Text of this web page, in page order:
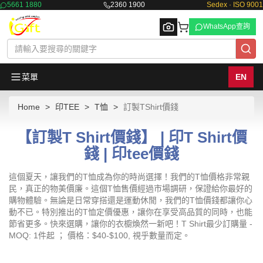
5661 1880 2360 1900 Sedex · ISO 9001
Browse
WhatsApp查詢
菜單 EN
Home 印TEE T恤 訂製TShirt價錢
【訂製T Shirt價錢】 | 印T Shirt價
錢 | 印tee價錢
這個夏天，讓我們的T恤成為你的時尚選擇！我們的T恤價格非常親
民，真正的物美價廉。這個T恤售價經過市場調研，保證給你最好的
購物體驗。無論是日常穿搭還是運動休閒，我們的T恤價錢都讓你心
動不已。特別推出的T恤定價優惠，讓你在享受高品質的同時，也能
節省更多。快來選購，讓你的衣櫥煥然一新吧！T Shirt最少訂購量 -
MOQ: 1件起 ； 價格：$40-$100, 視乎數量而定。